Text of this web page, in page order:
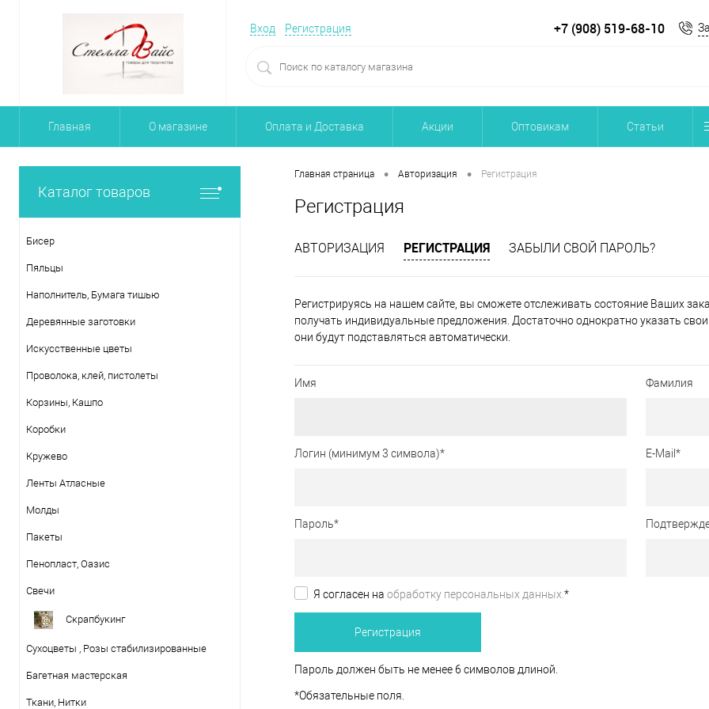
Вход Регистрация +7 (908) 519-68-10
Главная О магазине Оплата и Доставка Акции Оптовикам Статьи
Каталог товаров
Бисер
Пяльцы
Наполнитель, Бумага тишью
Деревянные заготовки
Искусственные цветы
Проволока, клей, пистолеты
Корзины, Кашпо
Коробки
Кружево
Ленты Атласные
Молды
Пакеты
Пенопласт, Оазис
Свечи
Скрапбукинг
Сухоцветы , Розы стабилизированные
Багетная мастерская
Ткани, Нитки
Главная страница • Авторизация • Регистрация
Регистрация
АВТОРИЗАЦИЯ РЕГИСТРАЦИЯ ЗАБЫЛИ СВОЙ ПАРОЛЬ?
Регистрируясь на нашем сайте, вы сможете отслеживать состояние Ваших
получать индивидуальные предложения. Достаточно однократно указать
они будут подставляться автоматически.
Имя Фамилия
Логин (минимум 3 символа)* E-Mail *
Пароль*
Я согласен на обработку персональных данных.*
Пароль должен быть не менее 6 символов длиной.
*Обязательные поля.